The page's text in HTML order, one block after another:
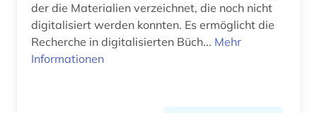
forschungsprojekt (1)
forstwirtschaft (1)
der die Materialien verzeichnet, die noch nicht
digitalisiert werden konnten. Es ermöglicht die
Recherche in digitalisierten Büch... Mehr
Informationen